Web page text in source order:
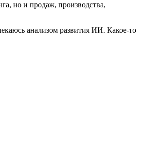
но и продаж, производства,
анализом развития ИИ. Какое-то